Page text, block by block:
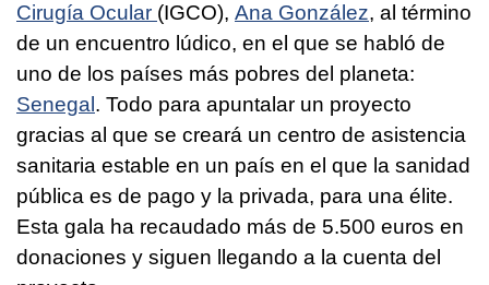
Cirugía Ocular (IGCO), Ana González, al término
de un encuentro lúdico, en el que se habló de
uno de los países más pobres del planeta:
Senegal . Todo para apuntalar un proyecto
gracias al que se creará un centro de asistencia
sanitaria estable en un país en el que la sanidad
pública es de pago y la privada, para una élite.
Esta gala ha recaudado más de 5.500 euros en
donaciones y siguen llegando a la cuenta del